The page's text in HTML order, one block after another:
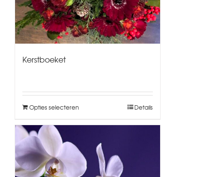
Kerstboeket
Opties selecteren Details